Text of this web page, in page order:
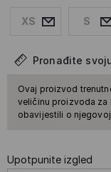
XS S
Pronađite
Ovaj proizvod
veličinu proizvoda za
obavijestili o
Upotpunite izgled